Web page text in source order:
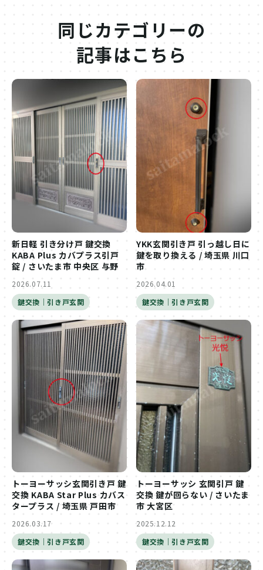
同じカテゴリーの
記事はこちら
新日軽 引き分け戸 鍵交換
KABA Plus カバプラス引戸
錠 / さいたま市 中央区 与野
2026.07.11
鍵交換｜引き戸玄関
YKK玄関引き戸 引っ越し日に
鍵を取り換える / 埼玉県 川口
市
2026.04.01
鍵交換｜引き戸玄関
トーヨーサッシ玄関引き戸 鍵
交換 KABA Star Plus カバス
タープラス / 埼玉県 戸田市
2026.03.17
鍵交換｜引き戸玄関
トーヨーサッシ 玄関引戸 鍵
交換 鍵が回らない / さいたま
市 大宮区
2025.12.12
鍵交換｜引き戸玄関